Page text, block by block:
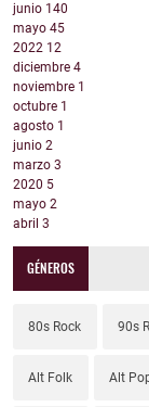
junio 140
mayo 45
2022 12
diciembre 4
noviembre 1
octubre 1
agosto 1
junio 2
marzo 3
2020 5
mayo 2
abril 3
GÉNEROS
80s Rock 90s
Alt Folk Alt